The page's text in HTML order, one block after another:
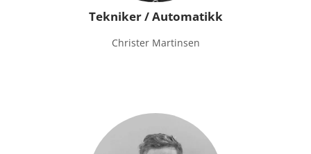
Tekniker / Automatikk
Christer Martinsen